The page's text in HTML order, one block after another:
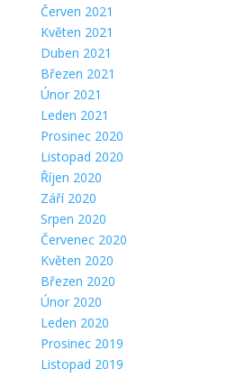
Červen 2021
Květen 2021
Duben 2021
Březen 2021
Únor 2021
Leden 2021
Prosinec 2020
Listopad 2020
Říjen 2020
Září 2020
Srpen 2020
Červenec 2020
Květen 2020
Březen 2020
Únor 2020
Leden 2020
Prosinec 2019
Listopad 2019